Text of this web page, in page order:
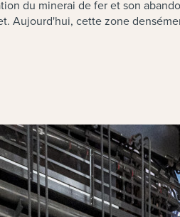
du minerai de fer et son
Aujourd'hui, cette zone